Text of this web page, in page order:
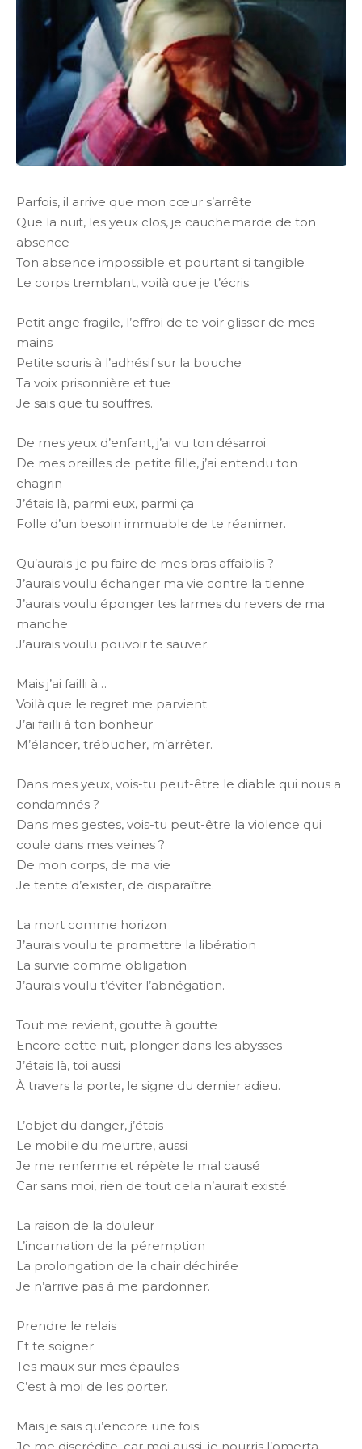
Parfois, il arrive que mon cœur s’arrête
Que la nuit, les yeux clos, je cauchemarde de ton
absence
Ton absence impossible et pourtant si tangible
Le corps tremblant, voilà que je t’écris.
Petit ange fragile, l’effroi de te voir glisser de mes
mains
Petite souris à l’adhésif sur la bouche
Ta voix prisonnière et tue
Je sais que tu souffres.
De mes yeux d’enfant, j’ai vu ton désarroi
De mes oreilles de petite fille, j’ai entendu ton
chagrin
J’étais là, parmi eux, parmi ça
Folle d’un besoin immuable de te réanimer.
Qu’aurais-je pu faire de mes bras affaiblis ?
J’aurais voulu échanger ma vie contre la tienne
J’aurais voulu éponger tes larmes du revers de ma
manche
J’aurais voulu pouvoir te sauver.
Mais j’ai failli à…
Voilà que le regret me parvient
J’ai failli à ton bonheur
M’élancer, trébucher, m’arrêter.
Dans mes yeux, vois-tu peut-être le diable qui nous a
condamnés ?
Dans mes gestes, vois-tu peut-être la violence qui
coule dans mes veines ?
De mon corps, de ma vie
Je tente d’exister, de disparaître.
La mort comme horizon
J’aurais voulu te promettre la libération
La survie comme obligation
J’aurais voulu t’éviter l’abnégation.
Tout me revient, goutte à goutte
Encore cette nuit, plonger dans les abysses
J’étais là, toi aussi
À travers la porte, le signe du dernier adieu.
L’objet du danger, j’étais
Le mobile du meurtre, aussi
Je me renferme et répète le mal causé
Car sans moi, rien de tout cela n’aurait existé.
La raison de la douleur
L’incarnation de la péremption
La prolongation de la chair déchirée
Je n’arrive pas à me pardonner.
Prendre le relais
Et te soigner
Tes maux sur mes épaules
C’est à moi de les porter.
Mais je sais qu’encore une fois